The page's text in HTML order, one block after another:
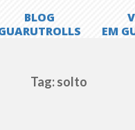
Tag: solto